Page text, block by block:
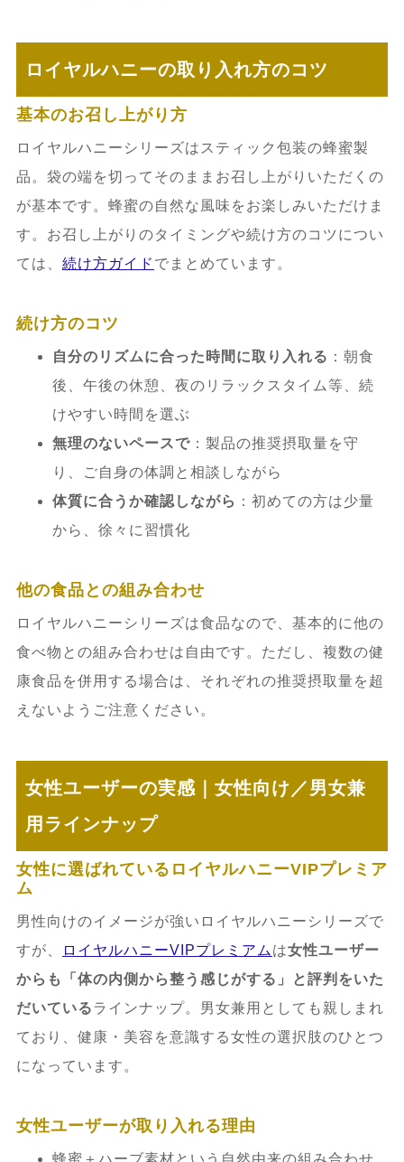
ロイヤルハニーの取り入れ方のコツ
基本のお召し上がり方
ロイヤルハニーシリーズはスティック包装の蜂蜜製
品。袋の端を切ってそのままお召し上がりいただくの
が基本です。蜂蜜の自然な風味をお楽しみいただけま
す。お召し上がりのタイミングや続け方のコツについ
ては、 続け方ガイド でまとめています。
続け方のコツ
自分のリズムに合った時間に取り入れる ：朝食
後、午後の休憩、夜のリラックスタイム等、続
けやすい時間を選ぶ
無理のないペースで：製品の推奨摂取量を守
り、ご自身の体調と相談しながら
体質に合うか確認しながら ：初めての方は少量
から、徐々に習慣化
他の食品との組み合わせ
ロイヤルハニーシリーズは食品なので、基本的に他の
食べ物との組み合わせは自由です。ただし、複数の健
康食品を併用する場合は、それぞれの推奨摂取量を超
えないようご注意ください。
女性ユーザーの実感｜女性向け／男女兼
用ラインナップ
女性に選ばれているロイヤルハニーVIPプレミア
ム
男性向けのイメージが強いロイヤルハニーシリーズで
すが、
ロイヤルハニーVIPプレミアム は女性ユーザー
からも「体の内側から整う感じがする」と評判をいた
だいているラインナップ。男女兼用としても親しまれ
ており、健康・美容を意識する女性の選択肢のひとつ
になっています。
女性ユーザーが取り入れる理由
蜂蜜＋ハーブ素材という自然由来の組み合わせ